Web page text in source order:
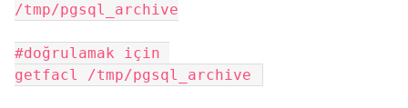
/tmp/pgsql_archive
#doğrulamak için
getfacl /tmp/pgsql_archive